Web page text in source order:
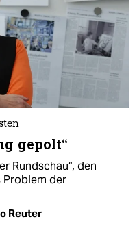
gepolt“
Rundschau“, den
Problem der
Reuter